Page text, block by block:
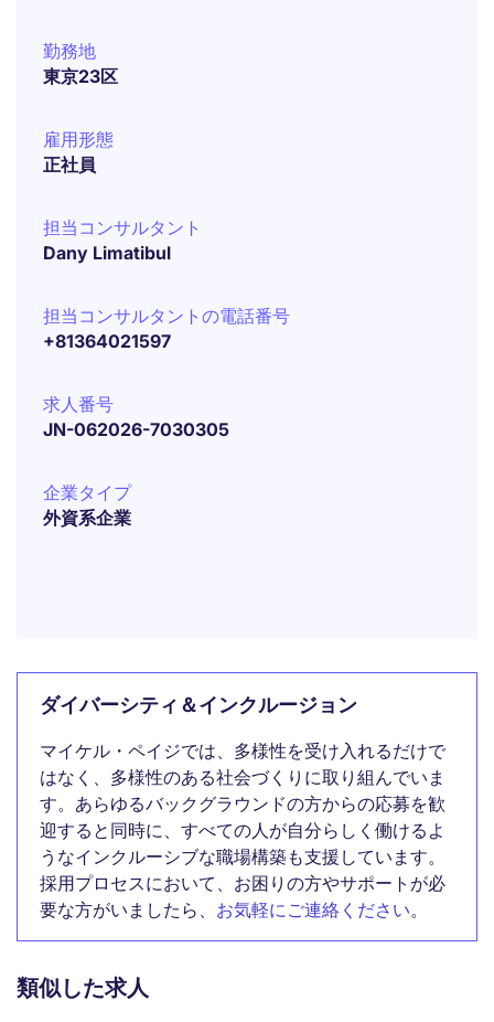
勤務地
東京23区
雇用形態
正社員
担当コンサルタント
Dany Limatibul
担当コンサルタントの電話番号
+81364021597
求人番号
JN-062026-7030305
企業タイプ
外資系企業
ダイバーシティ＆インクルージョン
マイケル・ペイジでは、多様性を受け入れるだけで
はなく、多様性のある社会づくりに取り組んでいま
す。あらゆるバックグラウンドの方からの応募を歓
迎すると同時に、すべての人が自分らしく働けるよ
うなインクルーシブな職場構築も支援しています。
採用プロセスにおいて、お困りの方やサポートが必
要な方がいましたら、 お気軽にご連絡ください。
類似した求人